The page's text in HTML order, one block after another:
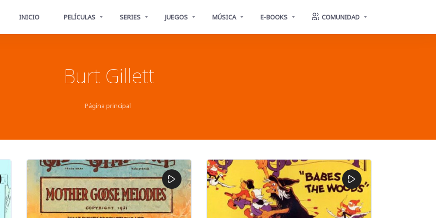
INICIO PELÍCULAS SERIES JUEGOS MÚSICA E-BOOKS COMUNIDAD
Burt Gillett
Página principal